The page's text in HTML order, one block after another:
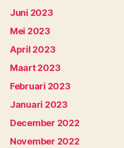
Juni 2023
Mei 2023
April 2023
Maart 2023
Februari 2023
Januari 2023
December 2022
November 2022